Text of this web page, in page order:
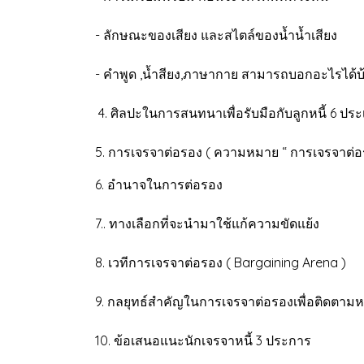
- ลักษณะของเสียง และสไตล์ของน้ำน้ำเสียง
- คำพูด ,น้ำสียง,ภาษากาย สามารถบอกอะไรได้
4. ศิลปะในการสนทนาเพื่อรับมือกับลูกหนี้ 6
5. การเจรจาต่อรอง ( ความหมาย “ การเจรจ
6. อำนาจในการต่อรอง
7.. ทางเลือกที่จะนำมาใช้แก้
8. เวทีการเจรจาต่อรอง (
9. กลยุทธ์สำคัญในการเจรจาต่อรองเพื่อติดตา
10. ข้อเสนอแนะนักเจรจาหนี้ 3 ประการ